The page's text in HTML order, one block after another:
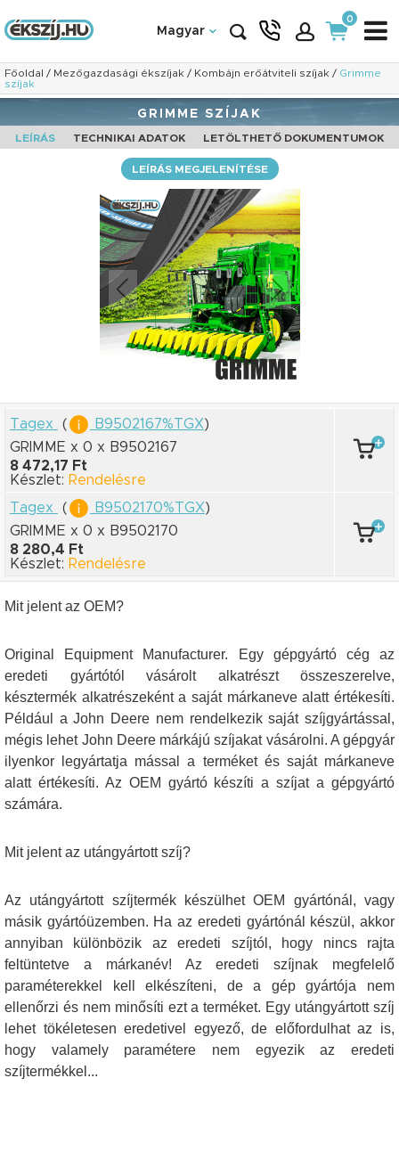
Magyar
0
Főoldal / Mezőgazdasági ékszíjak / Kombájn erőátviteli szíjak / Grimme
szíjak
GRIMME SZÍJAK
LEÍRÁS TECHNIKAI ADATOK LETÖLTHETŐ DOKUMENTUMOK
LEÍRÁS MEGJELENÍTÉSE
Tagex ( B9502167%TGX)
GRIMME x 0 x B9502167
8 472,17 Ft
Készlet: Rendelésre
Tagex
( B9502170%TGX)
GRIMME x 0 x B9502170
8 280,4 Ft
Készlet: Rendelésre
Mit jelent az OEM?
Original Equipment Manufacturer. Egy gépgyártó cég az
eredeti gyártótól vásárolt alkatrészt összeszerelve,
késztermék alkatrészeként a saját márkaneve alatt értékesíti.
Például a John Deere nem rendelkezik saját szíjgyártással,
mégis lehet John Deere márkájú szíjakat vásárolni. A gépgyár
ilyenkor legyártatja mással a terméket és saját márkaneve
alatt értékesíti. Az OEM gyártó készíti a szíjat a gépgyártó
számára.
Mit jelent az utángyártott szíj?
Az utángyártott szíjtermék készülhet OEM gyártónál, vagy
másik gyártóüzemben. Ha az eredeti gyártónál készül, akkor
annyiban különbözik az eredeti szíjtól, hogy nincs rajta
feltüntetve a márkanév! Az eredeti szíjnak megfelelő
paraméterekkel kell elkészíteni, de a gép gyártója nem
ellenőrzi és nem minősíti ezt a terméket. Egy utángyártott szíj
lehet tökéletesen eredetivel egyező, de előfordulhat az is,
hogy valamely paramétere nem egyezik az eredeti
szíjtermékkel...